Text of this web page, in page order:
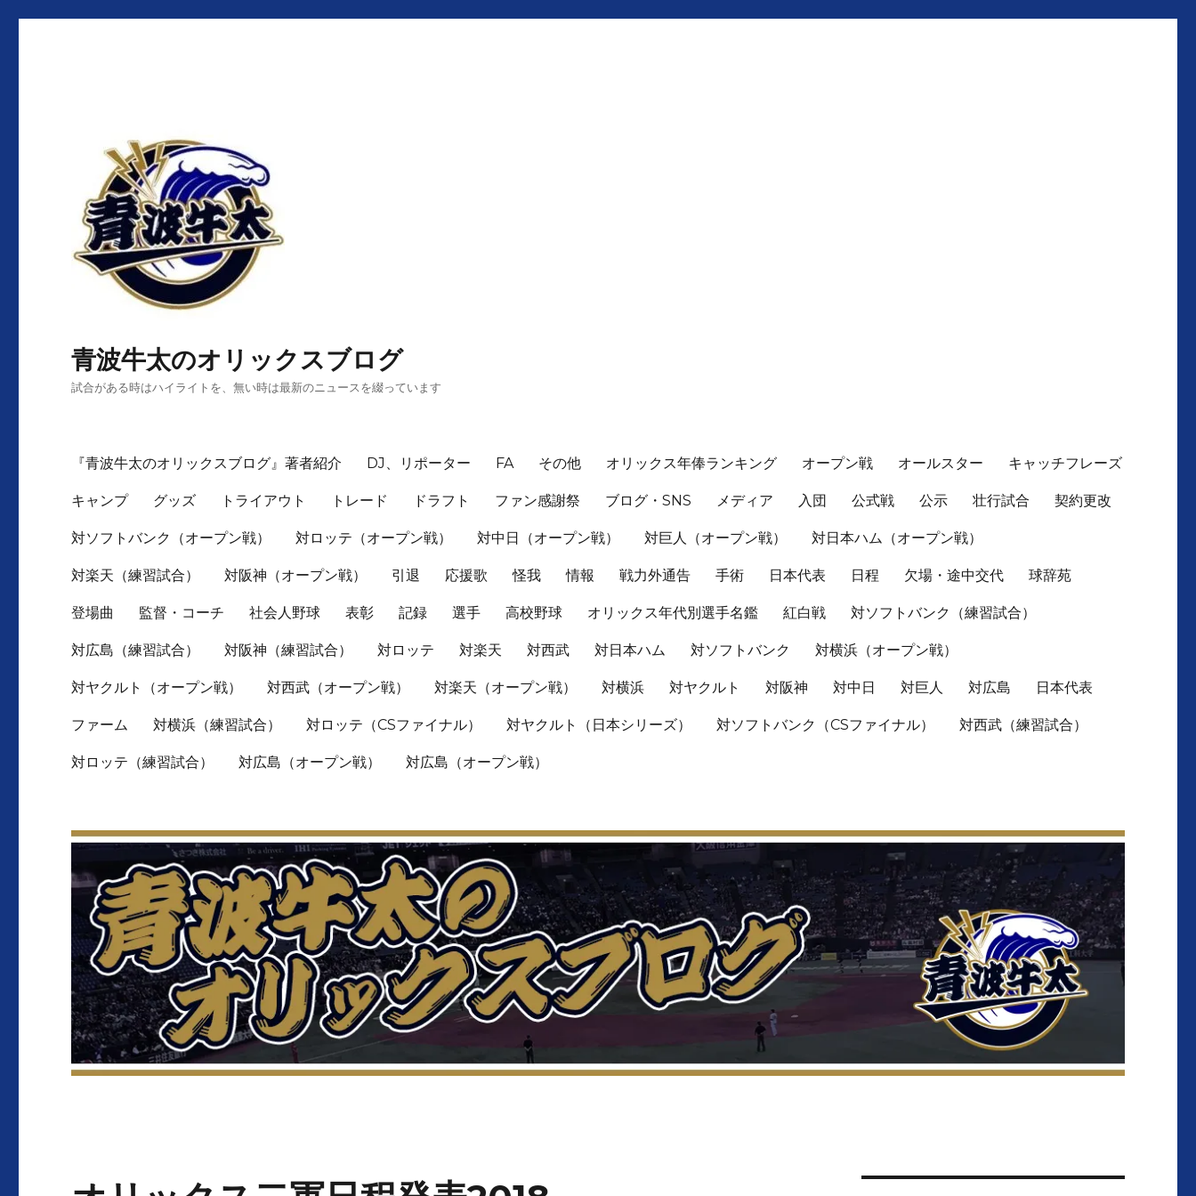
青波牛太のオリックスブログ
試合がある時はハイライトを、無い時は最新のニュースを綴っています
『青波牛太のオリックスブログ』著者紹介 DJ、リポーター FA その他 オリックス年俸ランキング オープン戦 オールスター キャッチフレーズ
キャンプ グッズ トライアウト トレード ドラフト ファン感謝祭 ブログ・SNS メディア 入団 公式戦 公示 壮行試合 契約更改
対ソフトバンク（オープン戦） 対ロッテ（オープン戦） 対中日（オープン戦） 対巨人（オープン戦） 対日本ハム（オープン戦）
対楽天（練習試合） 対阪神（オープン戦） 引退 応援歌 怪我 情報 戦力外通告 手術 日本代表 日程 欠場・途中交代 球辞苑
登場曲 監督・コーチ 社会人野球 表彰 記録 選手 高校野球 オリックス年代別選手名鑑 紅白戦 対ソフトバンク（練習試合）
対広島（練習試合） 対阪神（練習試合） 対ロッテ 対楽天 対西武 対日本ハム 対ソフトバンク 対横浜（オープン戦）
対ヤクルト（オープン戦） 対西武（オープン戦） 対楽天（オープン戦） 対横浜 対ヤクルト 対阪神 対中日 対巨人 対広島 日本代表
ファーム 対横浜（練習試合） 対ロッテ（CSファイナル） 対ヤクルト（日本シリーズ） 対ソフトバンク（CSファイナル） 対西武（練習試合）
対ロッテ（練習試合） 対広島（オープン戦） 対広島（オープン戦）